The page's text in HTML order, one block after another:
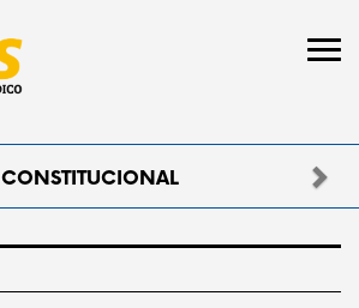
CONSTITUCIONAL